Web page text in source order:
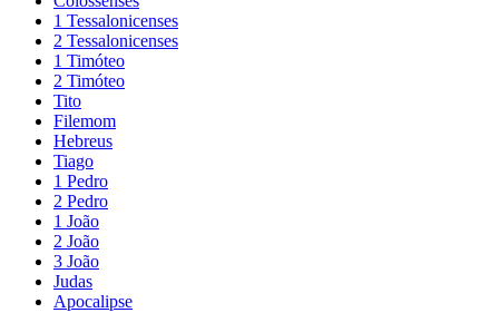
1 Tessalonicenses
2 Tessalonicenses
1 Timóteo
2 Timóteo
Tito
Filemom
Hebreus
Tiago
1 Pedro
2 Pedro
1 João
2 João
3 João
Judas
Apocalipse